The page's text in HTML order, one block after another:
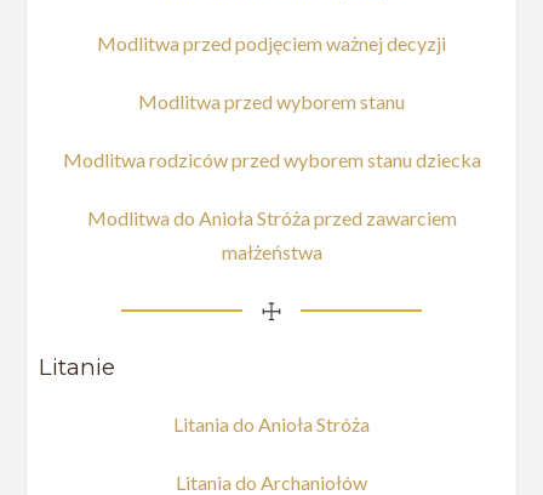
Modlitwa przed podjęciem ważnej decyzji
Modlitwa przed wyborem stanu
Modlitwa rodziców przed wyborem stanu dziecka
Modlitwa do Anioła Stróża przed zawarciem
małżeństwa
☩
Litanie
Litania do Anioła Stróża
Litania do Archaniołów